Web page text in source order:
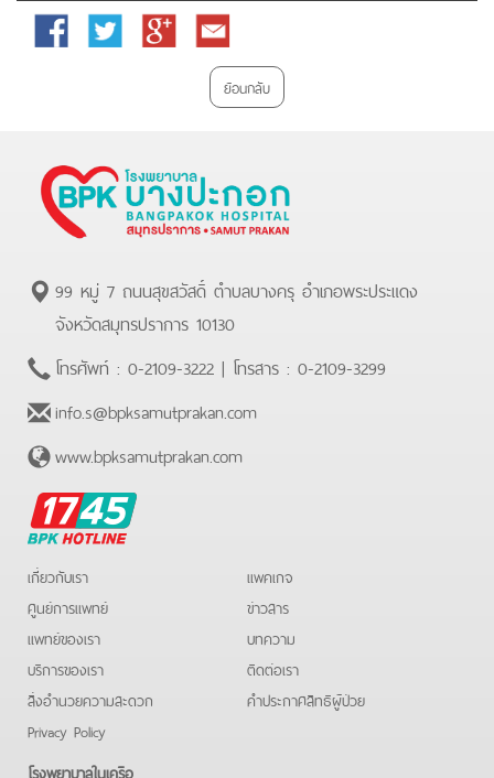
Facebook Twitter
Google
Email
ย้อนกลับ
99 หมู่ 7 ถนนสุขสวัสดิ์ ตำบลบางครุ อำเภอพระประแดง
จังหวัดสมุทรปราการ 10130
โทรศัพท์ : 0-2109-3222 | โทรสาร : 0-2109-3299
info.s@bpksamutprakan.com
www.bpksamutprakan.com
BPK
Hotline
เกี่ยวกับเรา
ศูนย์การแพทย์
แพทย์ของเรา
บริการของเรา
สิ่งอำนวยความสะดวก
Privacy Policy
แพคเกจ
ข่าวสาร
บทความ
ติดต่อเรา
คําประกาศสิทธิผู้ป่วย
โรงพยาบาลในเครือ